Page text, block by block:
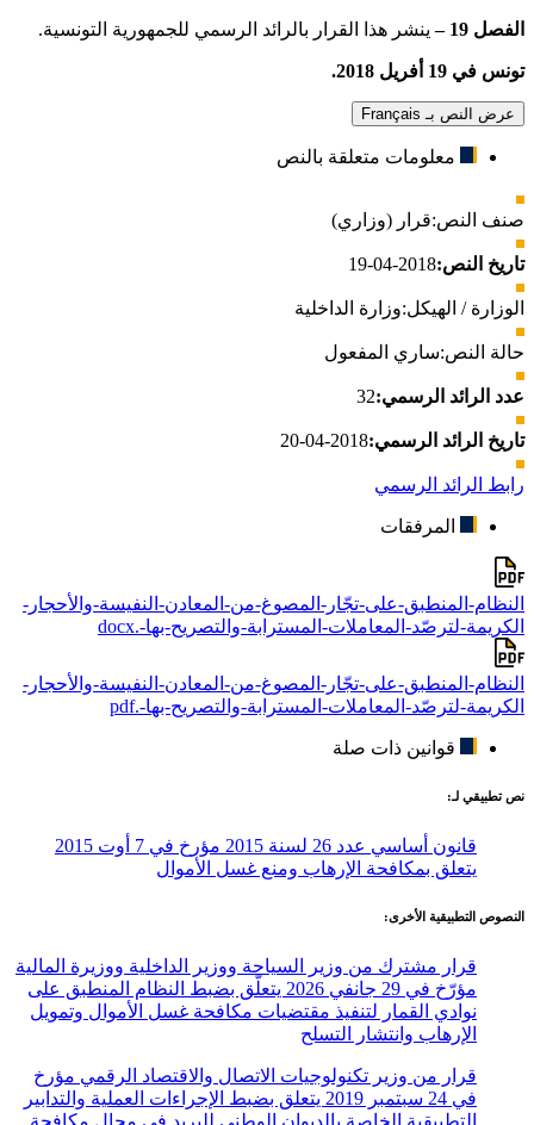
الفصل 19 – ينشر هذا القرار بالرائد الرسمي للجمهورية التونسية.
تونس في 19 أفريل 2018.
عرض النص بـ Français
معلومات متعلقة بالنص
صنف النص:قرار (وزاري)
تاريخ النص:2018-04-19
الوزارة / الهيكل:وزارة الداخلية
حالة النص:ساري المفعول
عدد الرائد الرسمي:32
تاريخ الرائد الرسمي:2018-04-20
رابط الرائد الرسمي
المرفقات
النظام-المنطبق-على-تجّار-المصوغ-من-المعادن-النفيسة-والأحجار-
الكريمة-لترصّد-المعاملات-المسترابة-والتصريح-بها-.docx
النظام-المنطبق-على-تجّار-المصوغ-من-المعادن-النفيسة-والأحجار-
الكريمة-لترصّد-المعاملات-المسترابة-والتصريح-بها-.pdf
قوانين ذات صلة
نص تطبيقي لـ:
قانون أساسي عدد 26 لسنة 2015 مؤرخ في 7 أوت 2015
يتعلق بمكافحة الإرهاب ومنع غسل الأموال
النصوص التطبيقية الأخرى:
قرار مشترك من وزير السياحة ووزير الداخلية ووزيرة المالية
مؤرّخ في 29 جانفي 2026 يتعلّق بضبط النظام المنطبق على
نوادي القمار لتنفيذ مقتضيات مكافحة غسل الأموال وتمويل
الإرهاب وانتشار التسلح
قرار من وزير تكنولوجيات الاتصال والاقتصاد الرقمي مؤرخ
في 24 سبتمبر 2019 يتعلق بضبط الإجراءات العملية والتدابير